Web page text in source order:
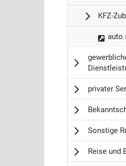
F
Z
M
a
k
t
-
>
A
u
t
o
m
a
KFZ-
K
Z
M
a
r
k
t
-
>
privater
Sonstige
Reise und